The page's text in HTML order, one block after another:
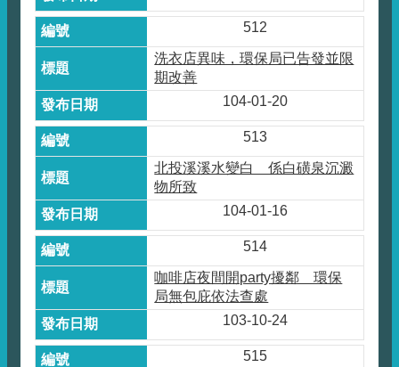
512
洗衣店異味，環保局已告發並限
期改善
104-01-20
513
北投溪溪水變白 係白磺泉沉澱
物所致
104-01-16
514
咖啡店夜間開party擾鄰 環保
局無包庇依法查處
103-10-24
515